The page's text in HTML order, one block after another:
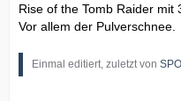
Rise of the Tomb Raider mit
Vor allem der Pulverschnee.
Einmal editiert, zuletzt von